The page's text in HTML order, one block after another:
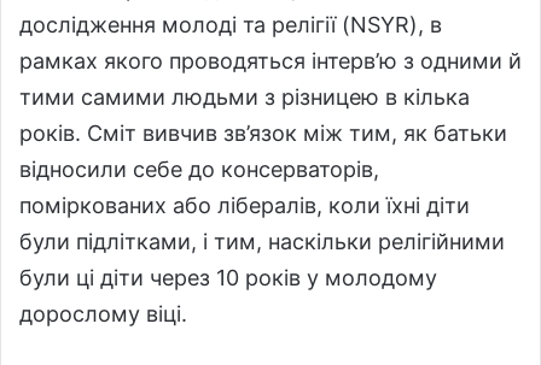
дослідження молоді та релігії (NSYR), в
рамках якого проводяться інтерв’ю з одними й
тими самими людьми з різницею в кілька
років. Сміт вивчив зв’язок між тим, як батьки
відносили себе до консерваторів,
поміркованих або лібералів, коли їхні діти
були підлітками, і тим, наскільки релігійними
були ці діти через 10 років у молодому
дорослому віці.